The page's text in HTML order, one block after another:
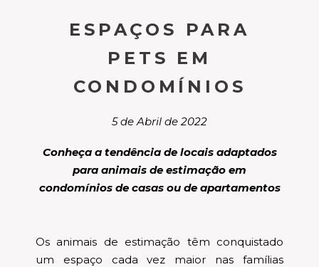
ESPAÇOS PARA
PETS EM
CONDOMÍNIOS
5 de Abril de 2022
Conheça a tendência de locais adaptados
para animais de estimação em
condomínios de casas ou de apartamentos
Os animais de estimação têm conquistado
um espaço cada vez maior nas famílias